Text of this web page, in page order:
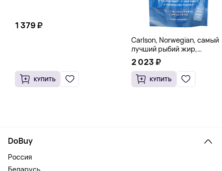
1 379 ₽
КУПИТЬ
Carlson, Norwegian, самый
лучший рыбий жир,
натуральный лимон, 15
пакетиков (5 мл) каждый
2 023 ₽
КУПИТЬ
DoBuy
Россия
Беларусь